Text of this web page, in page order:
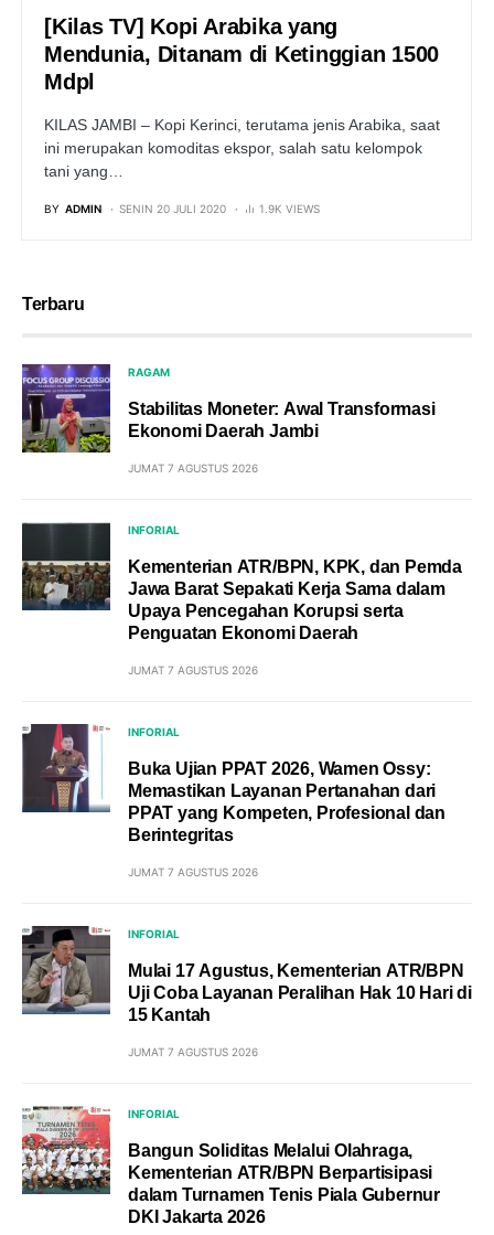
[Kilas TV] Kopi Arabika yang
Mendunia, Ditanam di Ketinggian 1500
Mdpl
KILAS JAMBI – Kopi Kerinci, terutama jenis Arabika, saat
ini merupakan komoditas ekspor, salah satu kelompok
tani yang…
BY ADMIN SENIN 20 JULI 2020 1.9K VIEWS
Terbaru
RAGAM
Stabilitas Moneter: Awal Transformasi
Ekonomi Daerah Jambi
JUMAT 7 AGUSTUS 2026
INFORIAL
Kementerian ATR/BPN, KPK, dan Pemda
Jawa Barat Sepakati Kerja Sama dalam
Upaya Pencegahan Korupsi serta
Penguatan Ekonomi Daerah
JUMAT 7 AGUSTUS 2026
INFORIAL
Buka Ujian PPAT 2026, Wamen Ossy:
Memastikan Layanan Pertanahan dari
PPAT yang Kompeten, Profesional dan
Berintegritas
JUMAT 7 AGUSTUS 2026
INFORIAL
Mulai 17 Agustus, Kementerian ATR/BPN
Uji Coba Layanan Peralihan Hak 10 Hari di
15 Kantah
JUMAT 7 AGUSTUS 2026
INFORIAL
Bangun Soliditas Melalui Olahraga,
Kementerian ATR/BPN Berpartisipasi
dalam Turnamen Tenis Piala Gubernur
DKI Jakarta 2026